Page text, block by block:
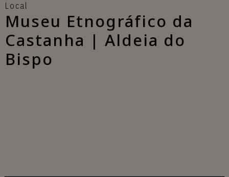
Local
Museu Etnográfico da
Castanha | Aldeia do
Bispo